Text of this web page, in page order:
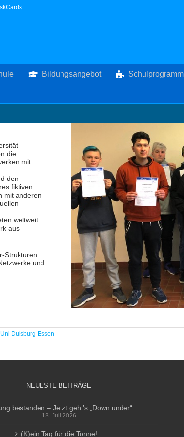
Bildungsangebot Schulprogramm
die
mit
den
fiktiven
mit anderen
weltweit
aus
Strukturen
und
Uni Duisburg-Essen
NEUESTE BEITRÄGE
bestanden – Jetzt geht’s „Down under“
13. Juli 2026
(K)ein Tag für die Tonne!